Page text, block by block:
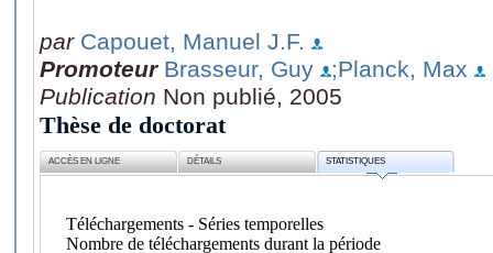
par Capouet, Manuel J.F.
Promoteur Brasseur, Guy
;Planck, Max
Publication Non publié, 2005
Thèse de doctorat
ACCÈS EN LIGNE DÉTAILS STATISTIQUES